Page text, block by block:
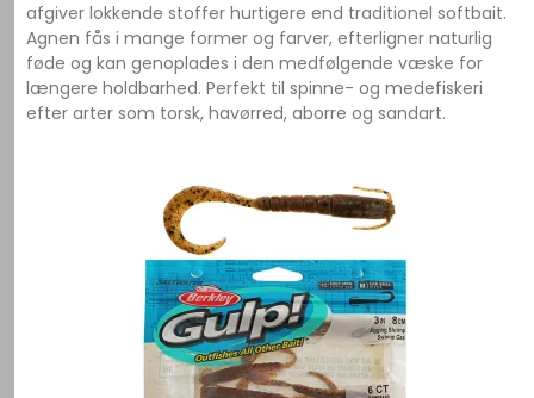
afgiver lokkende stoffer hurtigere end traditionel softbait.
Agnen fås i mange former og farver, efterligner naturlig
føde og kan genoplades i den medfølgende væske for
længere holdbarhed. Perfekt til spinne- og medefiskeri
efter arter som torsk, havørred, aborre og sandart.